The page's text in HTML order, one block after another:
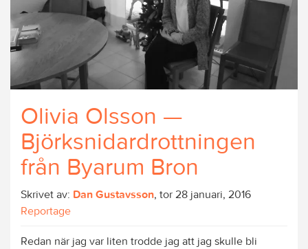
Olivia Olsson —
Björksnidardrottningen
från Byarum Bron
Skrivet av: Dan Gustavsson, tor 28 januari, 2016
Reportage
Redan när jag var liten trodde jag att jag skulle bli